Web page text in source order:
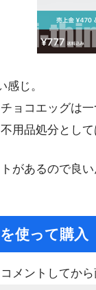
じ。
ョコエッグは
用品処分とし
があるので良
使って購入
メントしてか